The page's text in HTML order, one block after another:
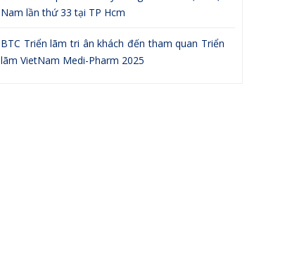
Nam lần thứ 33 tại TP Hcm
BTC Triển lãm tri ân khách đến tham quan Triển
lãm VietNam Medi-Pharm 2025